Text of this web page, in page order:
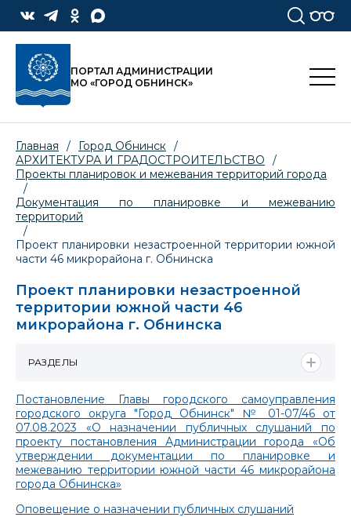
ПОРТАЛ АДМИНИСТРАЦИИ
МО «ГОРОД ОБНИНСК»
Главная / Город Обнинск /
АРХИТЕКТУРА И ГРАДОСТРОИТЕЛЬСТВО
/
Проекты планировок и межевания территорий города
/
Документация по планировке и межеванию
территорий
/
Проект планировки незастроенной территории южной
части 46 микрорайона г. Обнинска
Проект планировки незастроенной
территории южной части 46
микрорайона г. Обнинска
Постановление Главы городского самоуправления
городского округа "Город Обнинск" № 01-07/46 от
07.08.2023 «О назначении публичных слушаний по
проекту постановления Администрации города «Об
утверждении документации по планировке и
межеванию территории южной части 46 микрорайона
города Обнинска»
Оповещение о назначении публичных слушаний
РАЗДЕЛЫ